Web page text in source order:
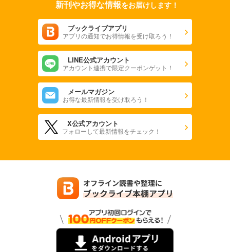
新刊やお得な情報をお届けします！
ブックライブアプリ
アプリの通知でお得情報を受け取ろう！
LINE公式アカウント
アカウント連携で限定クーポンゲット！
メールマガジン
お得な最新情報を受け取ろう！
X公式アカウント
フォローして最新情報をチェック！